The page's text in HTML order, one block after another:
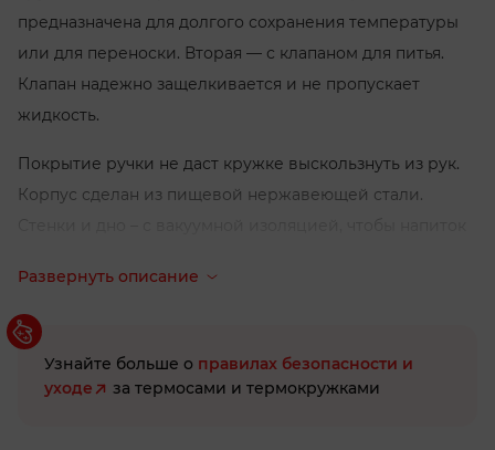
предназначена для долгого сохранения температуры
или для переноски. Вторая — с клапаном для питья.
Клапан надежно защелкивается и не пропускает
жидкость.
Покрытие ручки не даст кружке выскользнуть из рук.
Корпус сделан из пищевой нержавеющей стали.
Термокружки тоже любят заботу и при правильном
уходе прослужат долгие годы.
Развернуть описание
Узнайте больше о правилах безопасности и
уходе
за термосами и термокружками